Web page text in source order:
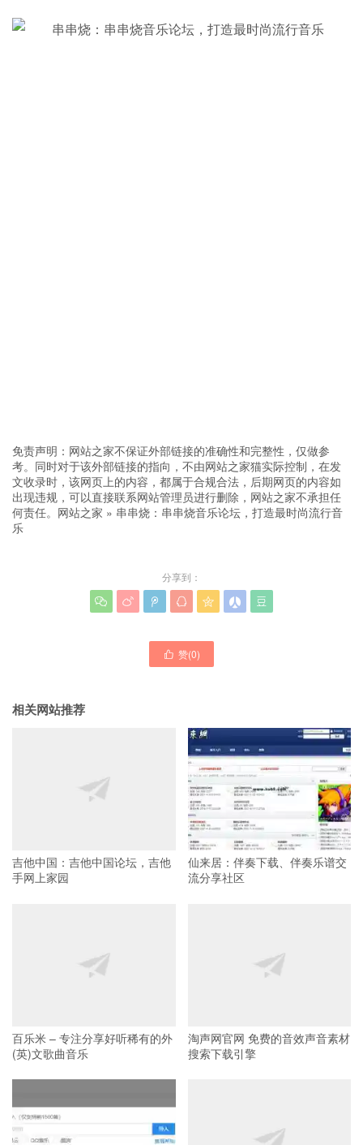
免责声明：网站之家不保证外部链接的准确性和完整性，仅做参
考。同时对于该外部链接的指向，不由网站之家猫实际控制，在发
文收录时，该网页上的内容，都属于合规合法，后期网页的内容如
出现违规，可以直接联系网站管理员进行删除，网站之家不承担任
何责任。 网站之家 » 串串烧：串串烧音乐论坛，打造最时尚流行音
乐
分享到：
      
 赞(0)
相关网站推荐
吉他中国：吉他中国论坛，吉他
手网上家园
仙来居：伴奏下载、伴奏乐谱交
流分享社区
百乐米 – 专注分享好听稀有的外
(英)文歌曲音乐
淘声网官网 免费的音效声音素材
搜索下载引擎